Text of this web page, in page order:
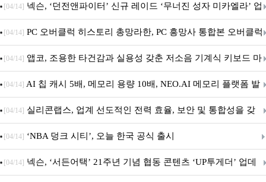
음.ZIP' 이벤트 진행
[04/14] 넥슨, ‘던전앤파이터’ 신규 레이드 ‘무너진 성자 미카엘라’ 업
데이트!
[04/14] PC 오버클럭 히스토리 총망라한, PC 흥망사 통합본 오버클럭
특집(1-4편)
[04/14] 앱코, 조용한 타건감과 실용성 갖춘 저소음 기계식 키보드 마
우스 세트 'KM580' 출시
[04/14] AI 칩 캐시 5배, 메모리 용량 10배, NEO.AI 메모리 플랫폼 발
표
[04/14] 실리콘랩스, 업계 선도적인 전력 효율, 보안 및 통합성을 갖
춘 초저전력 블루투스 LE SoC ‘BG2B’ 공개
[04/14] ‘NBA 덩크 시티’, 오늘 한국 공식 출시
[04/14] 넥슨, ‘서든어택’ 21주년 기념 협동 콘텐츠 ‘UP투게더’ 업데